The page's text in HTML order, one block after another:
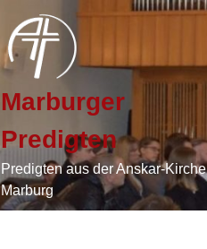
Marburger
Predigten
Predigten aus der Anskar-Kirche
Marburg